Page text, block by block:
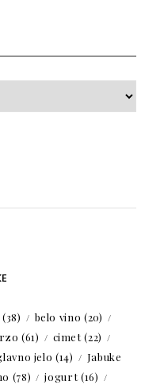
(38) belo vino (20)
(61) cimet(22)
jelo (14)
Jabuke
(78) jogurt(16)